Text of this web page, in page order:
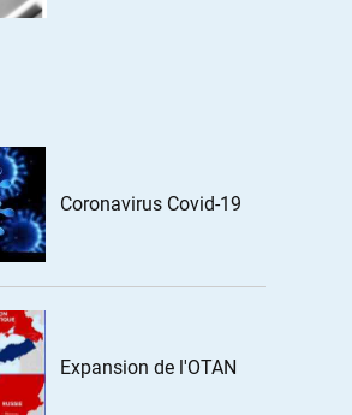
Coronavirus Covid-19
Expansion de l'OTAN